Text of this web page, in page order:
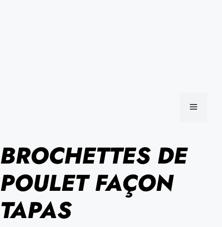
MENU
BROCHETTES DE
POULET FAÇON
TAPAS